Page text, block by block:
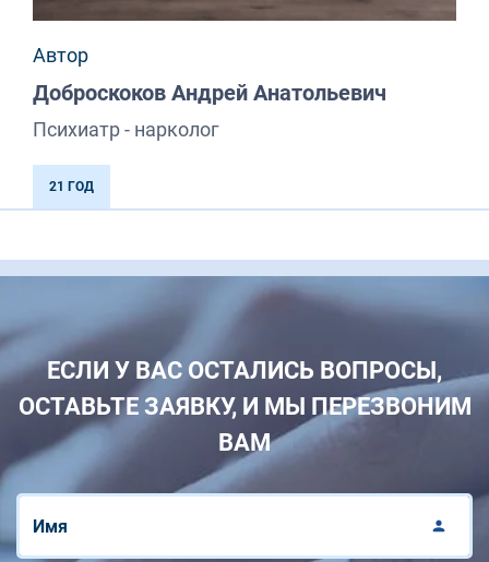
Автор
Доброскоков Андрей Анатольевич
Психиатр - нарколог
21 ГОД
ЕСЛИ У ВАС ОСТАЛИСЬ ВОПРОСЫ,
ОСТАВЬТЕ ЗАЯВКУ, И МЫ ПЕРЕЗВОНИМ
ВАМ